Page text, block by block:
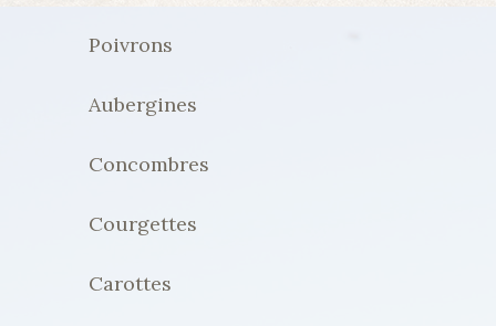
Poivrons
Aubergines
Concombres
Courgettes
Carottes